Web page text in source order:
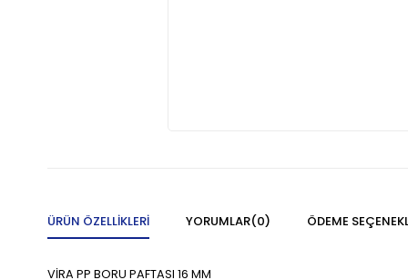
ÜRÜN ÖZELLIKLERI YORUMLAR(0) ÖDEME
VİRA PP BORU PAFTASI 16 MM